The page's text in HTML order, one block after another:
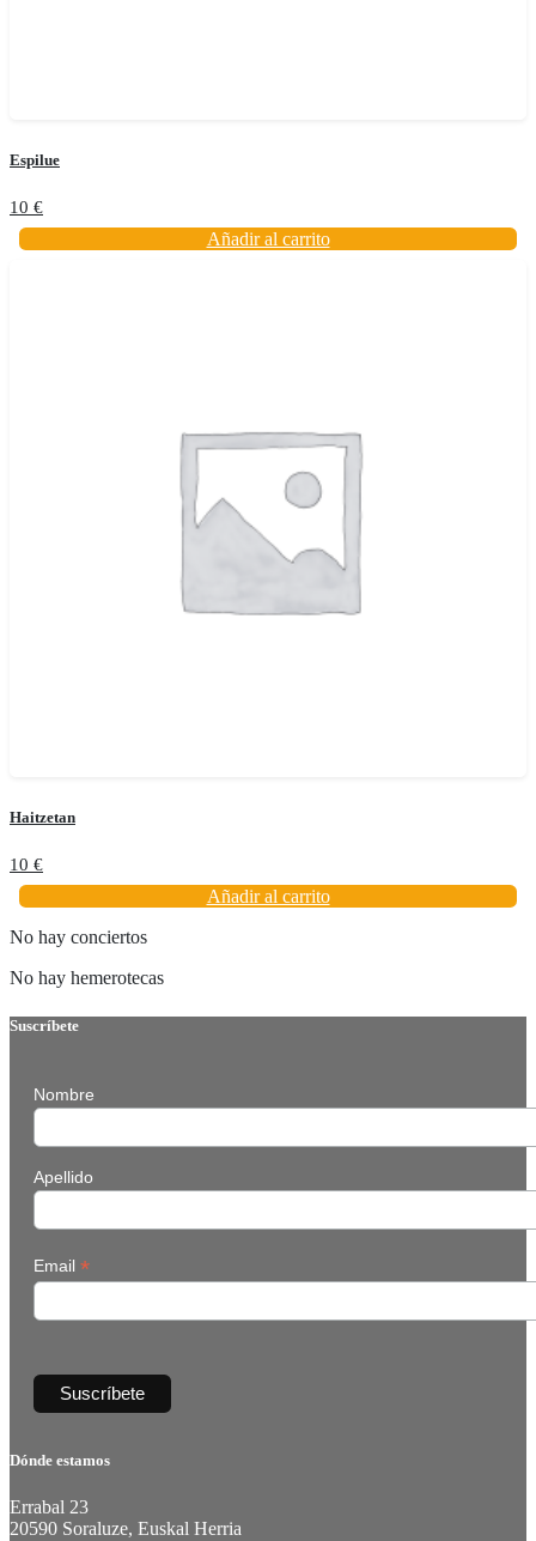
Espilue
10 €
Añadir al carrito
Haitzetan
10 €
Añadir al carrito
No hay conciertos
No hay hemerotecas
Suscríbete
Nombre
Apellido
Email *
Dónde estamos
Errabal 23
20590 Soraluze, Euskal Herria